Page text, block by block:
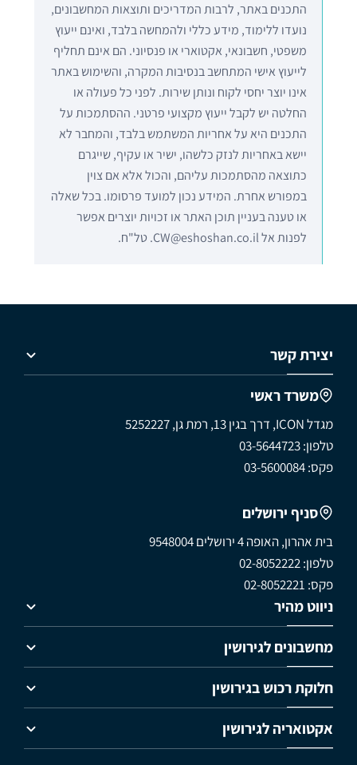
התכנים באתר, לרבות המדריכים ותוצאות המחשבונים,
נועדו ללימוד, מידע כללי ולהמחשה בלבד, ואינם ייעוץ
משפטי, חשבונאי, אקטוארי או פנסיוני. הם אינם תחליף
לייעוץ אישי המתחשב בנסיבות המקרה, והשימוש באתר
אינו יוצר יחסי לקוח ונותן שירות. לפני כל פעולה או
החלטה יש לקבל ייעוץ מקצועי פרטני. ההסתמכות על
התכנים היא על אחריות המשתמש בלבד, והמחבר לא
יישא באחריות לנזק כלשהו, ישיר או עקיף, שייגרם
כתוצאה מהסתמכות עליהם, והכול אלא אם צוין
במפורש אחרת. המידע נכון למועד פרסומו. בכל שאלה
או טענה בעניין תוכן האתר או זכויות יוצרים אפשר
לפנות אל CW@eshoshan.co.il. טל"ח.
יצירת קשר
משרד ראשי
מגדל ICON, דרך בגין 13, רמת גן, 5252227
טלפון: 03-5644723
פקס: 03-5600084
סניף ירושלים
בית אהרון, האופה 4 ירושלים 9548004
טלפון: 02-8052222
פקס: 02-8052221
ניווט מהיר
מחשבונים לגירושין
חלוקת רכוש בגירושין
אקטואריה לגירושין